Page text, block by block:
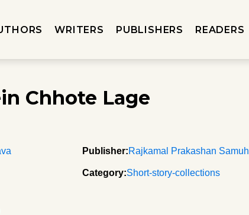
WRITERS PUBLISHERS READERS
Chhote Lage
Publisher:Rajkamal Prakashan Samuh
Category:Short-story-collections